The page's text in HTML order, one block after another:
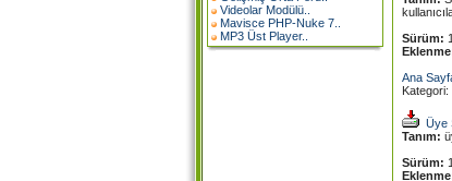
Videolar Modülü..
Mavisce PHP-Nuke 7..
MP3 Üst Player..
Sürüm: 1
Ana
Üye
Tanım:
Sürüm: